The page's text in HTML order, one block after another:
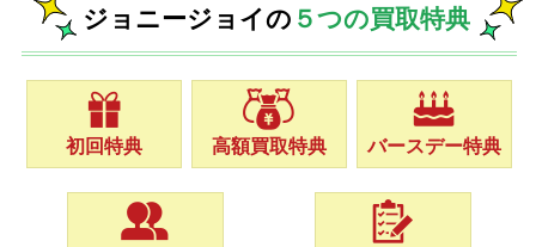
ジョニージョイの ５つの買取特典
初回特典 高額買取特典 バースデー特典